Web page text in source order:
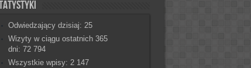
Odwiedzający dzisiaj: 25
Wizyty w ciągu ostatnich 365
dni: 72 794
Wszystkie wpisy: 2 147